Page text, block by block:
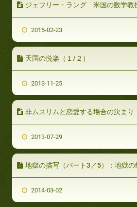
ジェフリー・ラング 米国の数学教
2015-02-23
天国の悦楽（１/２）
2013-11-25
非ムスリムと恋愛する場合の決まり
2013-07-29
地獄の描写（パート3／5）：地獄の
2014-03-02